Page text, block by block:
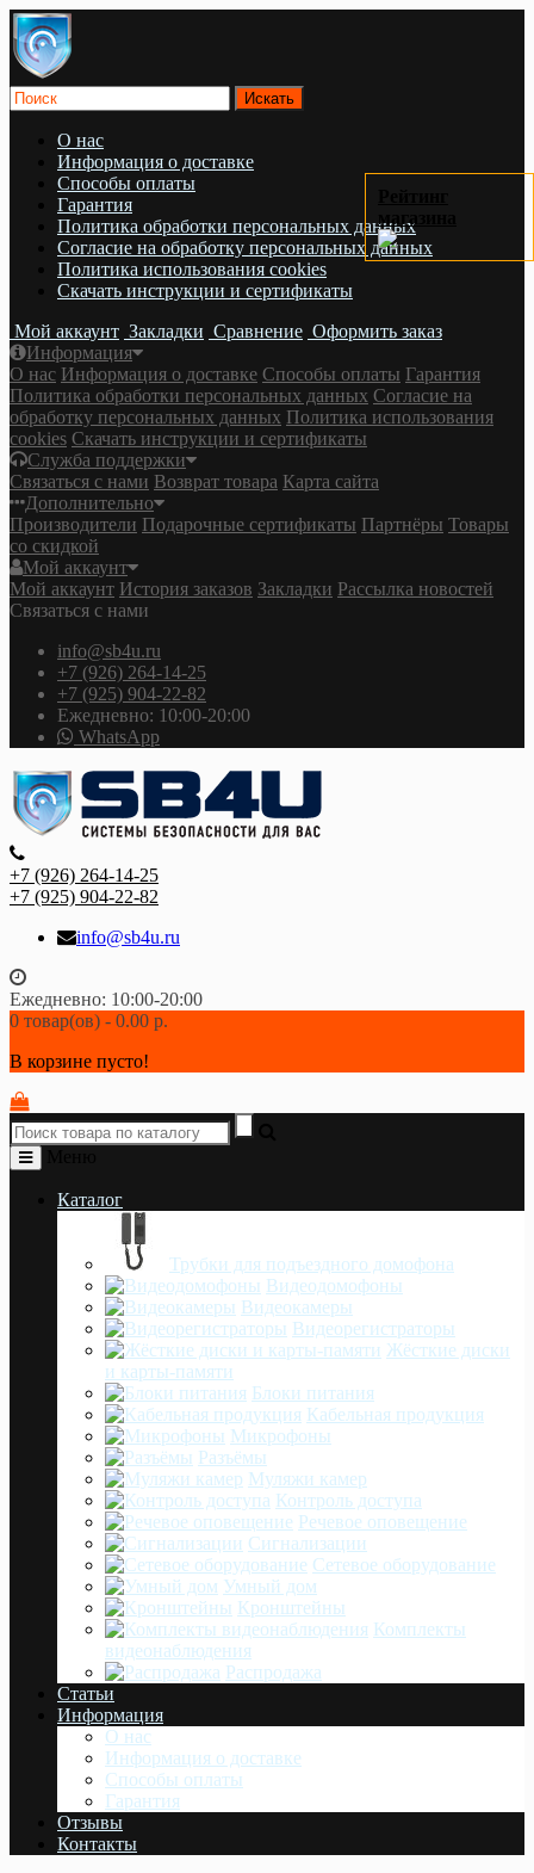
О нас
Информация о доставке
Cпособы оплаты
Гарантия
Политика обработки персональных данных
Согласие на обработку персональных данных
Политика использования cookies
Скачать инструкции и сертификаты
Мой аккаунт Закладки Сравнение Оформить заказ
Информация
О нас Информация о доставке Cпособы оплаты Гарантия
Политика обработки персональных данных Согласие на
обработку персональных данных Политика использования
cookies Скачать инструкции и сертификаты
Служба поддержки
Связаться с нами Возврат товара Карта сайта
Дополнительно
Производители Подарочные сертификаты Партнёры Товары
со скидкой
Мой аккаунт
Мой аккаунт История заказов Закладки Рассылка новостей
Связаться с нами
info@sb4u.ru
+7 (926) 264-14-25
+7 (925) 904-22-82
Ежедневно: 10:00-20:00
WhatsApp
+7 (926) 264-14-25
+7 (925) 904-22-82
info@sb4u.ru
Ежедневно: 10:00-20:00
0 товар(ов) - 0.00 р.
В корзине пусто!
Каталог
Трубки для подъездного домофона
Видеодомофоны
Видеокамеры
Видеорегистраторы
Жёсткие диски
и карты-памяти
Блоки питания
Кабельная продукция
Микрофоны
Разъёмы
Муляжи камер
Контроль доступа
Речевое оповещение
Сигнализации
Сетевое оборудование
Умный дом
Кронштейны
Комплекты
видеонаблюдения
Распродажа
Статьи
Информация
О нас
Информация о доставке
Cпособы оплаты
Гарантия
Отзывы
Контакты